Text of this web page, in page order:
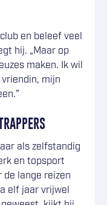
en beleef veel
hij. „Maar op
maken. Ik wil
mijn
als zelfstandig
en topsport
de lange reizen
elf jaar vrijwel